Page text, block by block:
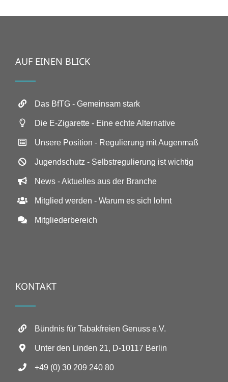
AUF EINEN BLICK
Das BfTG - Gemeinsam stark
Die E-Zigarette - Eine echte Alternative
Unsere Position - Regulierung mit Augenmaß
Jugendschutz - Selbstregulierung ist wichtig
News - Aktuelles aus der Branche
Mitglied werden - Warum es sich lohnt
Mitgliederbereich
KONTAKT
Bündnis für Tabakfreien Genuss e.V.
Unter den Linden 21, D-10117 Berlin
+49 (0) 30 209 240 80